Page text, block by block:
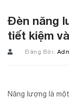
Đèn năng
tiết kiệm
Đăng Bởi:
Năng lượng là